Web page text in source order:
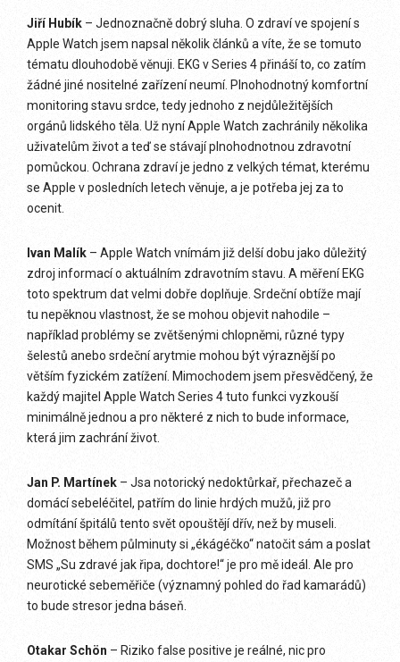
Jiří Hubík – Jednoznačně dobrý sluha. O zdraví ve spojení s
Apple Watch jsem napsal několik článků a víte, že se tomuto
tématu dlouhodobě věnuji. EKG v Series 4 přináší to, co zatím
žádné jiné nositelné zařízení neumí. Plnohodnotný komfortní
monitoring stavu srdce, tedy jednoho z nejdůležitějších
orgánů lidského těla. Už nyní Apple Watch zachránily několika
uživatelům život a teď se stávají plnohodnotnou zdravotní
pomůckou. Ochrana zdraví je jedno z velkých témat, kterému
se Apple v posledních letech věnuje, a je potřeba jej za to
ocenit.
Ivan Malík – Apple Watch vnímám již delší dobu jako důležitý
zdroj informací o aktuálním zdravotním stavu. A měření EKG
toto spektrum dat velmi dobře doplňuje. Srdeční obtíže mají
tu nepěknou vlastnost, že se mohou objevit nahodile –
například problémy se zvětšenými chlopněmi, různé typy
šelestů anebo srdeční arytmie mohou být výraznější po
větším fyzickém zatížení. Mimochodem jsem přesvědčený, že
každý majitel Apple Watch Series 4 tuto funkci vyzkouší
minimálně jednou a pro některé z nich to bude informace,
která jim zachrání život.
Jan P. Martínek – Jsa notorický nedoktůrkař, přechazeč a
domácí sebeléčitel, patřím do linie hrdých mužů, již pro
odmítání špitálů tento svět opouštějí dřív, než by museli.
Možnost během půlminuty si „ékágéčko“ natočit sám a poslat
SMS „Su zdravé jak řipa, dochtore!“ je pro mě ideál. Ale pro
neurotické sebeměřiče (významný pohled do řad kamarádů)
to bude stresor jedna báseň.
Otakar Schön – Riziko false positive je reálné, nic pro